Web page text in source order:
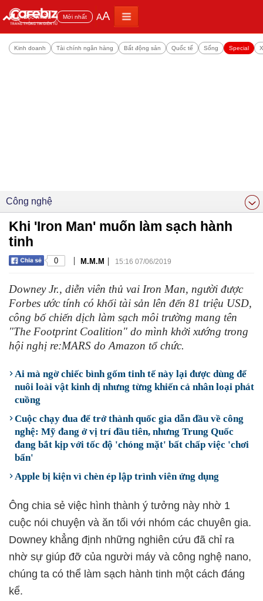
Đọc nhiều Mới nhất AA
Kinh doanh Tài chính ngân hàng Bất động sản Quốc tế Sống Special
Công nghệ
Khi 'Iron Man' muốn làm sạch hành
tinh
0 | M.M.M | 15:16 07/06/2019
Downey Jr., diễn viên thủ vai Iron Man, người được
Forbes ước tính có khối tài sản lên đến 81 triệu USD,
công bố chiến dịch làm sạch môi trường mang tên
"The Footprint Coalition" do mình khởi xướng trong
hội nghị re:MARS do Amazon tổ chức.
Ai mà ngờ chiếc bình gốm tinh tế này lại được dùng để
nuôi loài vật kinh dị nhưng từng khiến cả nhân loại phát
cuồng
Cuộc chạy đua để trở thành quốc gia dẫn đầu về công
nghệ: Mỹ đang ở vị trí đầu tiên, nhưng Trung Quốc
đang bắt kịp với tốc độ 'chóng mặt' bất chấp việc 'chơi
bẩn'
Apple bị kiện vì chèn ép lập trình viên ứng dụng
Ông chia sẻ việc hình thành ý tưởng này nhờ 1
cuộc nói chuyện và ăn tối với nhóm các chuyên gia.
Downey khẳng định những nghiên cứu đã chỉ ra
nhờ sự giúp đỡ của người máy và công nghệ nano,
chúng ta có thể làm sạch hành tinh một cách đáng
kể.